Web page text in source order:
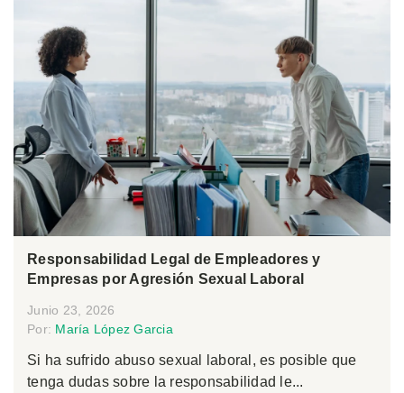
Responsabilidad Legal de Empleadores y
Empresas por Agresión Sexual Laboral
Junio 23, 2026
Por: María López Garcia
Si ha sufrido abuso sexual laboral, es posible que
tenga dudas sobre la responsabilidad le...